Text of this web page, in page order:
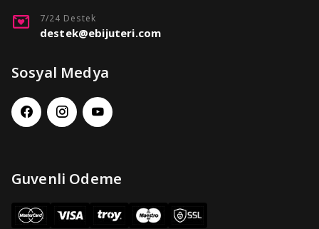
7/24 Destek
destek@ebijuteri.com
Sosyal Medya
Guvenli Odeme